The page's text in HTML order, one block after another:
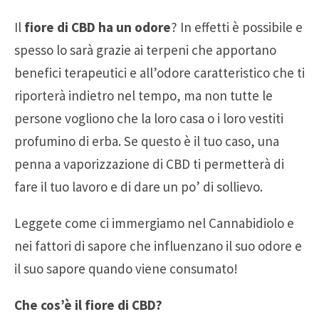
Il fiore di CBD ha un odore? In effetti è possibile e
spesso lo sarà grazie ai terpeni che apportano
benefici terapeutici e all’odore caratteristico che ti
riporterà indietro nel tempo, ma non tutte le
persone vogliono che la loro casa o i loro vestiti
profumino di erba. Se questo è il tuo caso, una
penna a vaporizzazione di CBD ti permetterà di
fare il tuo lavoro e di dare un po’ di sollievo.
Leggete come ci immergiamo nel Cannabidiolo e
nei fattori di sapore che influenzano il suo odore e
il suo sapore quando viene consumato!
Che cos’è il fiore di CBD?